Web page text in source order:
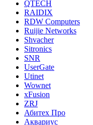
QTECH
RAIDIX
RDW Computers
Ruijie Networks
Shvacher
Sitronics
SNR
UserGate
Utinet
Wownet
xFusion
ZRJ
Абитех Про
Аквариус